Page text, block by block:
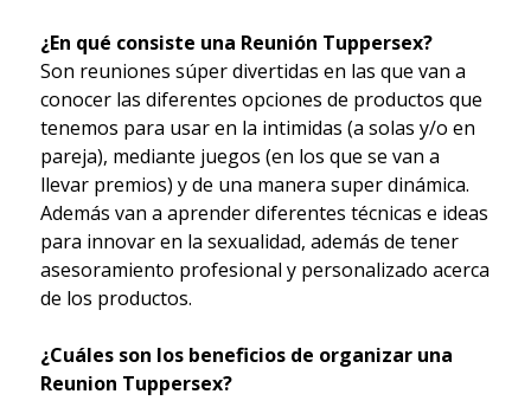
¿En qué consiste una Reunión Tuppersex?
Son reuniones súper divertidas en las que van a
conocer las diferentes opciones de productos que
tenemos para usar en la intimidas (a solas y/o en
pareja), mediante juegos (en los que se van a
llevar premios) y de una manera super dinámica.
Además van a aprender diferentes técnicas e ideas
para innovar en la sexualidad, además de tener
asesoramiento profesional y personalizado acerca
de los productos.
¿Cuáles son los beneficios de organizar una
Reunion Tuppersex?